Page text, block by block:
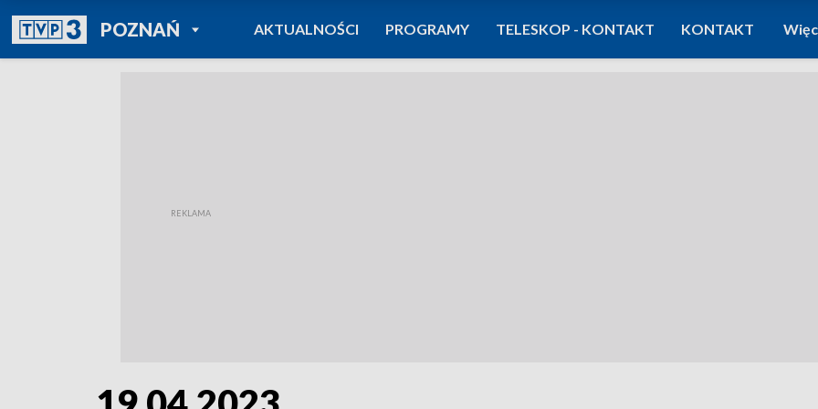
POZNAŃPOWRÓT DO
TVP REGIONY
AKTUALNOŚCI PROGRAMY TELESKOP - KONTAKT KONTAKT